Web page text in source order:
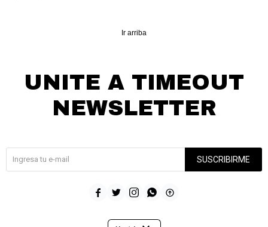
Ir arriba
UNITE A TIMEOUT
NEWSLETTER
SUSCRIBIRME
    